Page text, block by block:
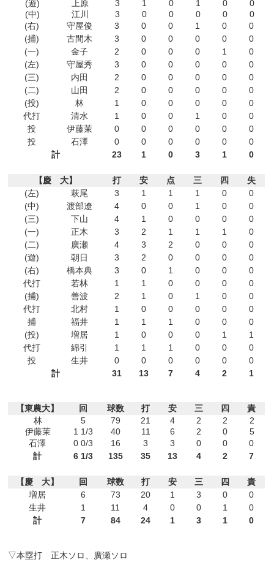
(遊) 上原 3 1 0 1 0
0
(中)
江川 3 0 0 0 0
0
(右)
守屋俊 3 0 0 1 0
0
(捕)
古間木 3 0 0 0 0
0
(一)
金子 2 0 0 0 1
0
(左)
守屋秀 3 0 0 0 0
0
(三)
内田 2 0 0 0 0
0
(二)
山田 2 0 0 0 0
0
(投)
林 1 0 0 0 0
0
代打
清水 1 0 0 1 0
0
投
伊藤茉 0 0 0 0 0
0
投
石澤 0 0 0 0 0
0
計
23 1 0 3 1 0
【慶 大】 打 安 点 三 四
失
(左)
萩尾 3 1 1 1 0
0
(中)
渡部遼 4 0 0 1 0
0
(三)
下山 4 1 0 0 0
0
(一)
正木 3 2 1 1 1
0
(二)
廣瀬 4 3 2 0 0
0
(遊)
朝日 3 2 0 0 0
0
(右)
橋本典 3 0 1 0 0
0
代打
若林 1 1 0 0 0
0
(捕)
善波 2 1 0 1 0
0
代打
北村 1 0 0 0 0
0
捕
福井 1 1 1 0 0
0
(投)
増居 1 0 0 0 1
1
代打
綿引 1 1 1 0 0
0
投
生井 0 0 0 0 0
0
計
31 13 7 4 2 1
【東農大】 回 球数 打 安 三 四
責
林
5 79 21 4 2 2
2
伊藤茉
1 1/3 40 11 6 2 0
5
石澤
0 0/3 16 3 3 0 0
0
計
6 1/3 135 35 13 4 2 7
【慶 大】 回 球数 打 安 三 四
責
増居
6 73 20 1 3 0
0
生井
1 11 4 0 0 1
0
計
7 84 24 1 3 1 0
▽本塁打 正木ソロ、廣瀬ソロ